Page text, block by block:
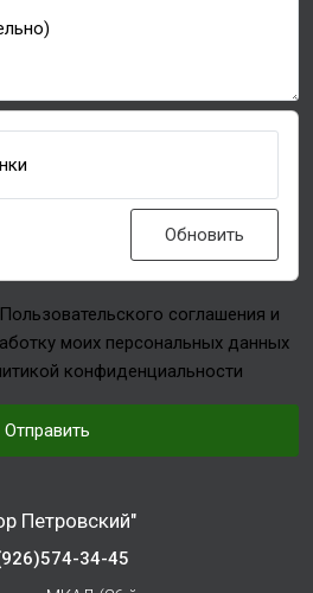
Обновить
соглашения и
моих персональных данных
конфиденциальности
Отправить
Петровский"
34-45